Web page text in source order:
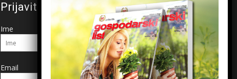
Prijavite se na newsletter
Ime
Email